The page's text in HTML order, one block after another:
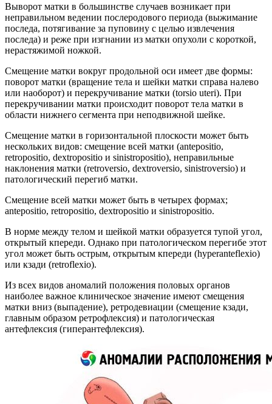
Выворот матки в большинстве случаев возникает при
неправильном ведении послеродового периода (выжимание
последа, потягивание за пуповину с целью извлечения
последа) и реже при изгнании из матки опухоли с короткой,
нерастяжимой ножкой.
Смещение матки вокруг продольной оси имеет две формы:
поворот матки (вращение тела и шейки матки справа налево
или наоборот) и перекручивание матки (torsio uteri). При
перекручивании матки происходит поворот тела матки в
области нижнего сегмента при неподвижной шейке.
Смещение матки в горизонтальной плоскости может быть
нескольких видов: смещение всей матки (antepositio,
retropositio, dextropositio и sinistropositio), неправильные
наклонения матки (retroversio, dextroversio, sinistroversio) и
патологический перегиб матки.
Смещение всей матки может быть в четырех формах;
antepositio, retropositio, dextropositio и sinistropositio.
В норме между телом и шейкой матки образуется тупой угол,
открытый кпереди. Однако при патологическом перегибе этот
угол может быть острым, открытым кпереди (hyperanteflexio)
или кзади (retroflexio).
Из всех видов аномалий положения половых органов
наиболее важное клиническое значение имеют смещения
матки вниз (выпадение), ретродевиации (смещение кзади,
главным образом ретрофлексия) и патологическая
антефлексия (гиперантефлексия).